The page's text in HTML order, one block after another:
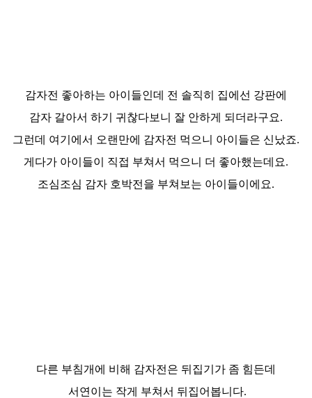
감자전 좋아하는 아이들인데 전 솔직히 집에선 강판에
감자 갈아서 하기 귀찮다보니 잘 안하게 되더라구요.
그런데 여기에서 오랜만에 감자전 먹으니 아이들은 신났죠.
게다가 아이들이 직접 부쳐서 먹으니 더 좋아했는데요.
조심조심 감자 호박전을 부쳐보는 아이들이에요.
다른 부침개에 비해 감자전은 뒤집기가 좀 힘든데
서연이는 작게 부쳐서 뒤집어봅니다.